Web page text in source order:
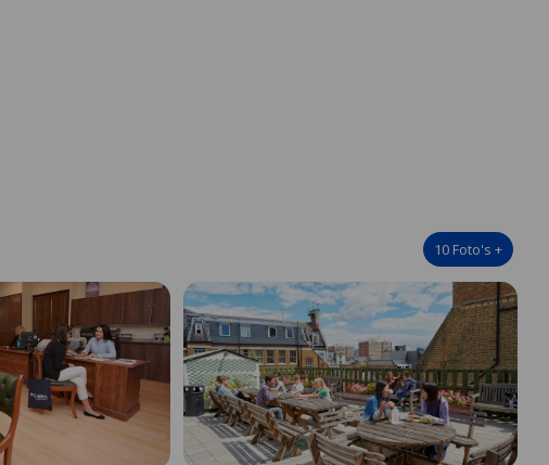
10 Foto's +